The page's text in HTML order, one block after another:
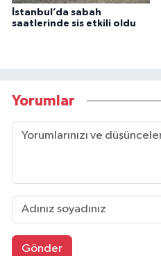
İstanbul’da sabah
saatlerinde sis etkili oldu
Yorumlar
Gönder